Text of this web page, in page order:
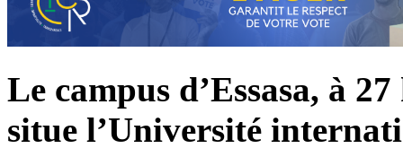
Le campus d’Essasa, à
situe l’Université